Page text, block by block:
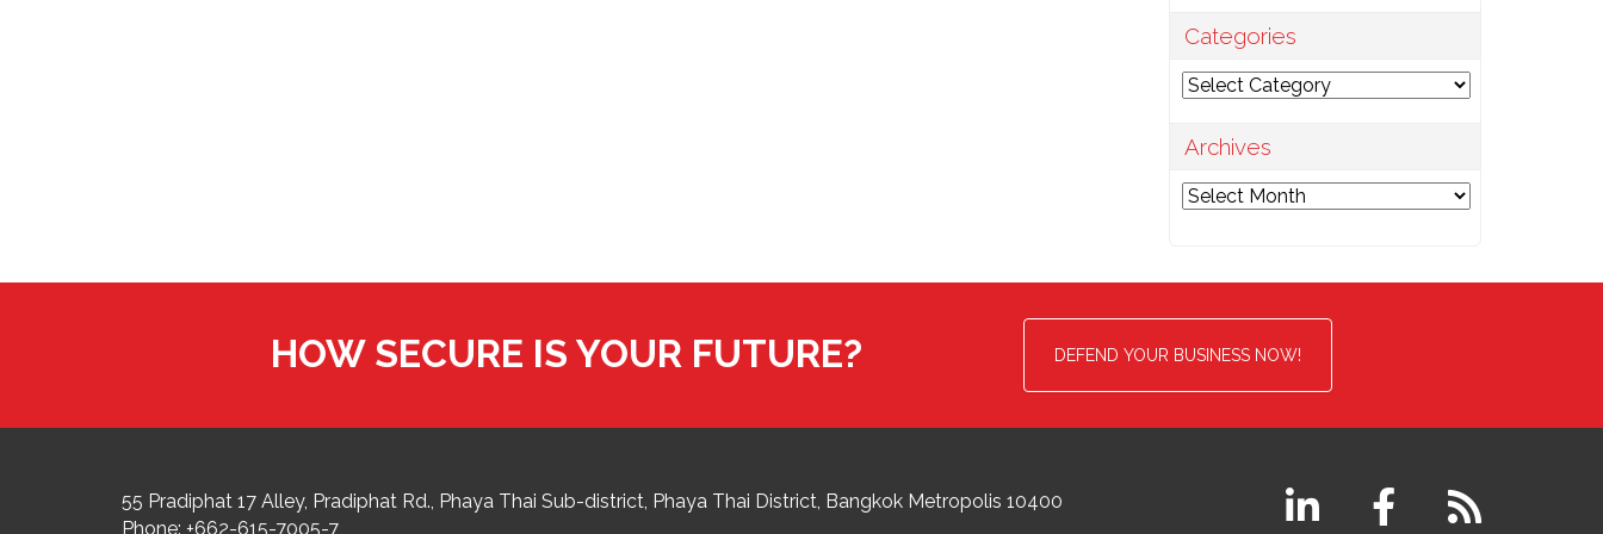
Categories
Categories
Archives
Archives
HOW SECURE IS YOUR FUTURE? DEFEND YOUR BUSINESS NOW!
55 Pradiphat 17 Alley, Pradiphat Rd., Phaya Thai Sub-district Phaya Thai District, Bangkok Metropolis 10400
Phone: +662-615-7005-7